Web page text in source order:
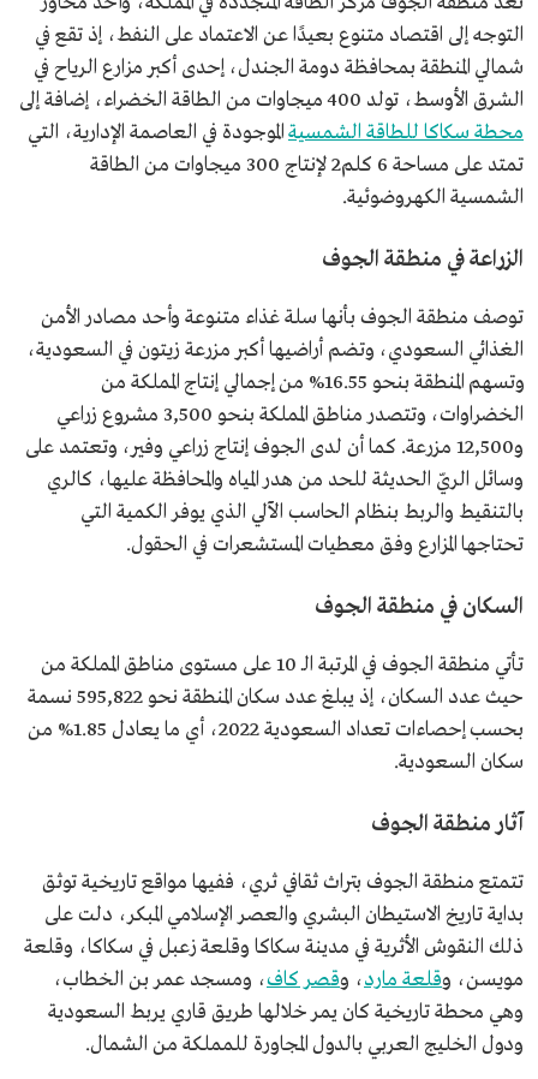
التوجه إلى اقتصاد متنوع بعيدًا عن الاعتماد على النفط، إذ تقع في
شمالي المنطقة بمحافظة دومة الجندل، إحدى أكبر مزارع الرياح في
الشرق الأوسط، تولد 400 ميجاوات من الطاقة الخضراء، إضافة إلى
محطة سكاكا للطاقة الشمسيةالموجودة في العاصمة الإدارية، التي
تمتد على مساحة 6 كلم2 لإنتاج 300 ميجاوات من الطاقة
الشمسية الكهروضوئية.
الزراعة في منطقة الجوف
توصف منطقة الجوف بأنها سلة غذاء متنوعة وأحد مصادر الأمن
الغذائي السعودي، وتضم أراضيها أكبر مزرعة زيتون في السعودية،
وتسهم المنطقة بنحو 16.55% من إجمالي إنتاج المملكة من
الخضراوات، وتتصدر مناطق المملكة بنحو 3,500 مشروع زراعي
و12,500 مزرعة. كما أن لدى الجوف إنتاج زراعي وفير، وتعتمد على
وسائل الريّ الحديثة للحد من هدر المياه والمحافظة عليها، كالري
بالتنقيط والربط بنظام الحاسب الآلي الذي يوفر الكمية التي
تحتاجها المزارع وفق معطيات المستشعرات في الحقول.
السكان في منطقة الجوف
تأتي منطقة الجوف في المرتبة الـ 10 على مستوى مناطق المملكة من
حيث عدد السكان، إذ يبلغ عدد سكان المنطقة نحو 595,822 نسمة
بحسب إحصاءات تعداد السعودية 2022، أي ما يعادل 1.85% من
سكان السعودية.
آثار منطقة الجوف
تتمتع منطقة الجوف بتراث ثقافي ثري، ففيها مواقع تاريخية توثق
بداية تاريخ الاستيطان البشري والعصر الإسلامي المبكر، دلت على
ذلك النقوش الأثرية في مدينة سكاكا وقلعة زعبل في سكاكا، وقلعة
مويسن، وقلعة مارد، وقصر كاف، ومسجد عمر بن الخطاب،
وهي محطة تاريخية كان يمر خلالها طريق قاري يربط السعودية
ودول الخليج العربي بالدول المجاورة للمملكة من الشمال.